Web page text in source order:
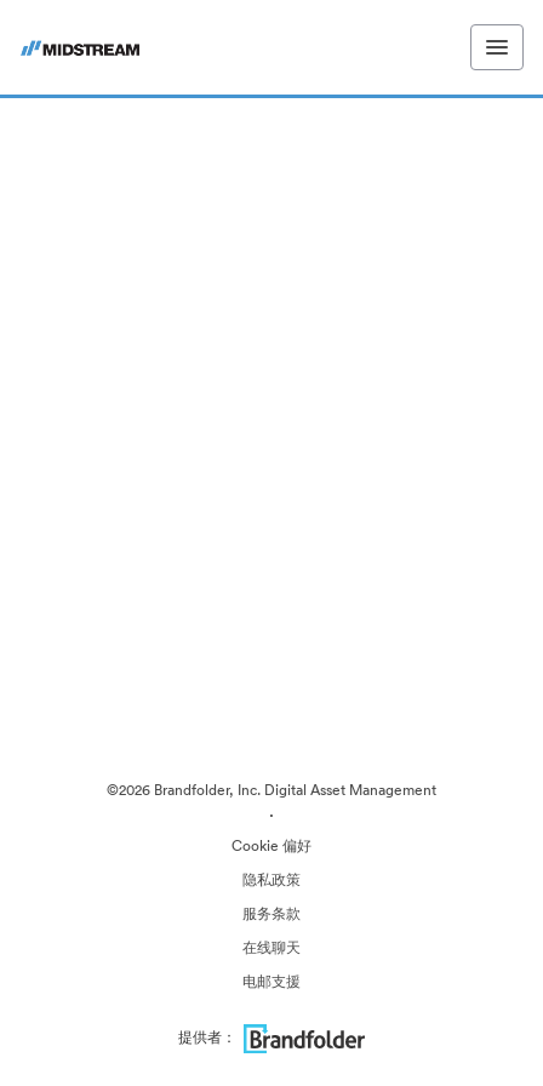
©2026 Brandfolder, Inc. Digital Asset Management
·
Cookie 偏好
隐私政策
服务条款
在线聊天
电邮支援
提供者：